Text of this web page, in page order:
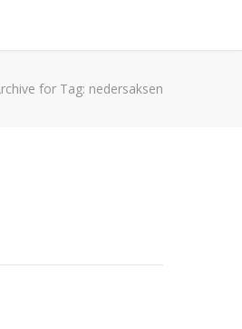
for Tag: nedersaksen